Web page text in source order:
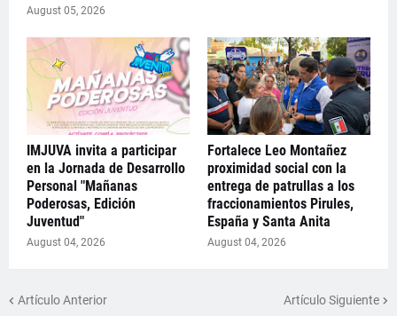
August 05, 2026
IMJUVA invita a participar
en la Jornada de Desarrollo
Personal "Mañanas
Poderosas, Edición
Juventud"
August 04, 2026
Fortalece Leo Montañez
proximidad social con la
entrega de patrullas a los
fraccionamientos Pirules,
España y Santa Anita
August 04, 2026
Artículo Anterior Artículo Siguiente